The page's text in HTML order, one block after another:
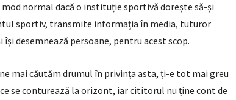
mod normal dacă o instituție sportivă dorește să-și
sportiv, transmite informația în media, tuturor
desemnează persoane, pentru acest scop.
mai căutăm drumul în privința asta, ți-e tot mai greu
se conturează la orizont, iar cititorul nu ține cont de